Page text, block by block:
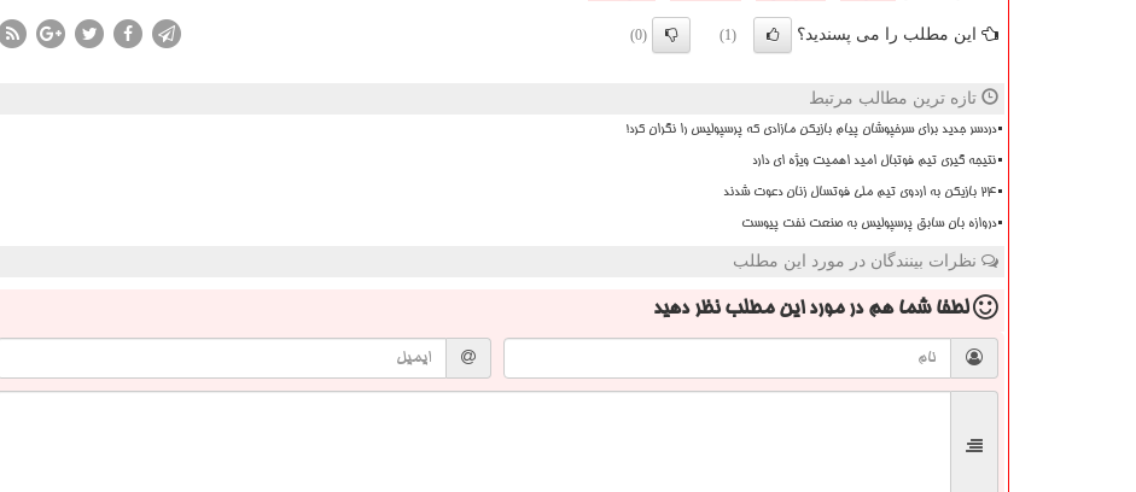
این مطلب را می پسندید؟ (1)
(0)
تازه ترین مطالب مرتبط
دردسر جدید برای سرخپوشان پیام بازیکن مازادی که پرسپولیس را نگران کرد!
نتیجه گیری تیم فوتبال امید اهمیت ویژه ای دارد
۲۴ بازیکن به اردوی تیم ملی فوتسال زنان دعوت شدند
دروازه بان سابق پرسپولیس به صنعت نفت پیوست
نظرات بینندگان در مورد این مطلب
لطفا شما همدر مورد این مطلب نظر دهید